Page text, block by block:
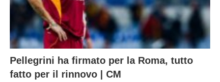
Pellegrini ha firmato per la Roma, tutto
fatto per il rinnovo | CM